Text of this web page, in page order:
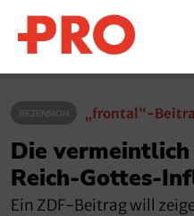
REZENSION „frontal“-
Die
Reich-Gottes-
Ein ZDF-Beitrag will